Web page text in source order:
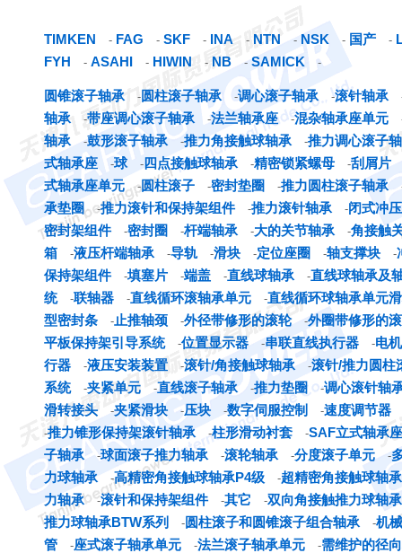
TIMKEN - FAG - SKF - INA - NTN - NSK - 国产 -
FYH
- ASAHI - HIWIN - NB -SAMICK -
圆锥滚子轴承 -圆柱滚子轴承 -调心滚子轴承 -滚针轴承
轴承 -带座调心滚子轴承 -法兰轴承座 -混杂轴承座单元
轴承 -鼓形滚子轴承 -推力角接触球轴承 -推力调心滚子
式轴承座
-球 -四点接触球轴承 -精密锁紧螺母 -刮屑片
式轴承座单元 -圆柱滚子 -密封垫圈 -推力圆柱滚子轴承
承垫圈 -推力滚针和保持架组件 -推力滚针轴承 -闭式冲
密封架组件
-密封圈 -杆端轴承 -大的关节轴承 -角接触
箱
-液压杆端轴承 -导轨 -滑块 -定位座圈 -轴支撑块 -
保持架组件
-填塞片 -端盖 -直线球轴承 -直线球轴承及
统
-联轴器 -直线循环滚轴承单元 -直线循环球轴承单元
型密封条
-止推轴颈 -外径带修形的滚轮 -外圈带修形的
平板保持架引导系统
-位置显示器 -串联直线执行器 -电
行器
-液压安装装置 -滚针/角接触球轴承 -滚针/推力圆柱
系统
-夹紧单元 -直线滚子轴承 -推力垫圈 -调心滚针轴
滑转接头
-夹紧滑块 -压块 -数字伺服控制 -速度调节器
-推力锥形保持架滚针轴承 -柱形滑动衬套 -SAF立式轴承座
子轴承
-球面滚子推力轴承 -滚轮轴承 -分度滚子单元 -
力球轴承
-高精密角接触球轴承P4级 -超精密角接触球轴
力轴承
-滚针和保持架组件 -其它 -双向角接触推力球轴
推力球轴承BTW系列
-圆柱滚子和圆锥滚子组合轴承 -机
管
-座式滚子轴承单元 -法兰滚子轴承单元 -需维护的径